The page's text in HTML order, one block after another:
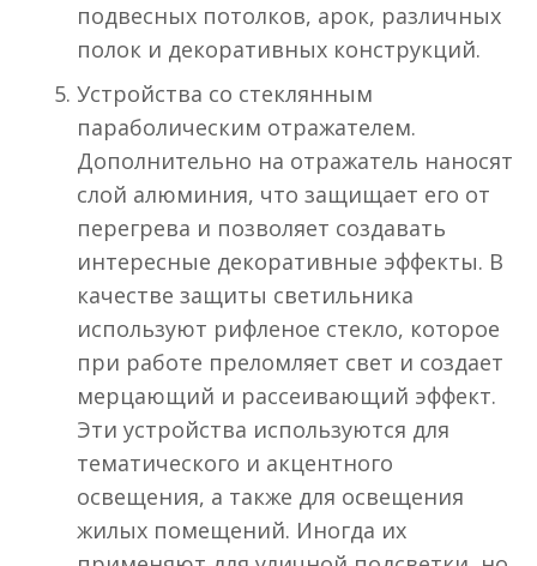
подвесных потолков, арок, различных
полок и декоративных конструкций.
Устройства со стеклянным
параболическим отражателем.
Дополнительно на отражатель наносят
слой алюминия, что защищает его от
перегрева и позволяет создавать
интересные декоративные эффекты. В
качестве защиты светильника
используют рифленое стекло, которое
при работе преломляет свет и создает
мерцающий и рассеивающий эффект.
Эти устройства используются для
тематического и акцентного
освещения, а также для освещения
жилых помещений. Иногда их